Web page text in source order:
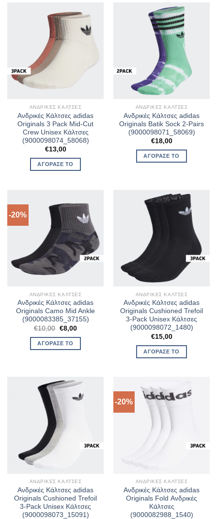
ΑΝΔΡΙΚΈΣ ΚΆΛΤΣΕΣ
Ανδρικές Κάλτσες adidas
Originals 3 Pack Mid-Cut
Crew Unisex Κάλτσες
(9000098074_58068)
€13,00
ΑΓΌΡΑΣΈ ΤΟ
ΑΝΔΡΙΚΈΣ ΚΆΛΤΣΕΣ
Ανδρικές Κάλτσες adidas
Originals Batik Sock 2-Pairs
(9000098071_58069)
€18,00
ΑΓΌΡΑΣΈ ΤΟ
-20%
ΑΝΔΡΙΚΈΣ ΚΆΛΤΣΕΣ
Ανδρικές Κάλτσες adidas
Originals Camo Mid Ankle
(9000083385_37155)
€10,00 Original
price
was:
€10,00.
€8,00Η
τιμή
ΑΓΌΡΑΣΈ ΤΟ
ΑΝΔΡΙΚΈΣ ΚΆΛΤΣΕΣ
Ανδρικές Κάλτσες adidas
Originals Cushioned Trefoil
3-Pack Unisex Κάλτσες
(9000098072_1480)
€15,00
ΑΓΌΡΑΣΈ ΤΟ
ΑΝΔΡΙΚΈΣ ΚΆΛΤΣΕΣ
Ανδρικές Κάλτσες adidas
Originals Cushioned Trefoil
3-Pack Unisex Κάλτσες
(9000098073_15091)
-20%
ΑΝΔΡΙΚΈΣ ΚΆΛΤΣΕΣ
Ανδρικές Κάλτσες adidas
Originals Fold Ανδρικές
Κάλτσες
(9000082988_1540)